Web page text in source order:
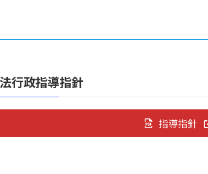
行政指導指針
指導指針